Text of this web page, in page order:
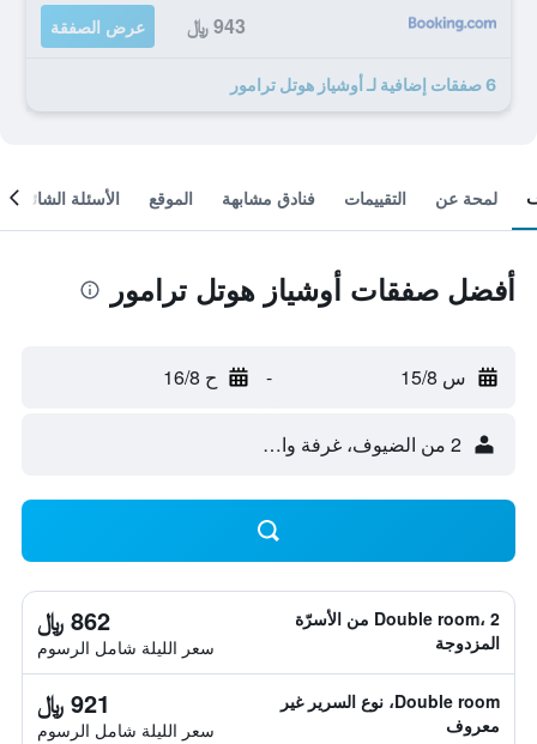
943 ﷼ عرض الصفقة
6 صفقات إضافية لـ أوشياز هوتل ترامور
لمحة عن التقييمات فنادق مشابهة الموقع الأسئلة الشائعة
أفضل صفقات أوشياز هوتل ترامور
س 15/8 - ح 16/8
2 من الضيوف، غرفة واحدة
Double room، 2 من الأسرّة
المزدوجة
862 ﷼
سعر الليلة شامل الرسوم
Double room، نوع السرير غير
معروف
921 ﷼
سعر الليلة شامل الرسوم